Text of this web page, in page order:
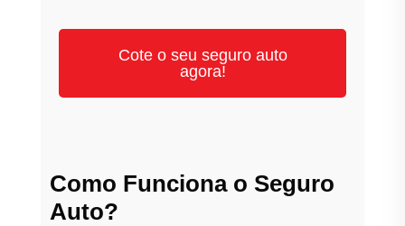
Cote o seu seguro auto
agora!
Como Funciona o Seguro
Auto?